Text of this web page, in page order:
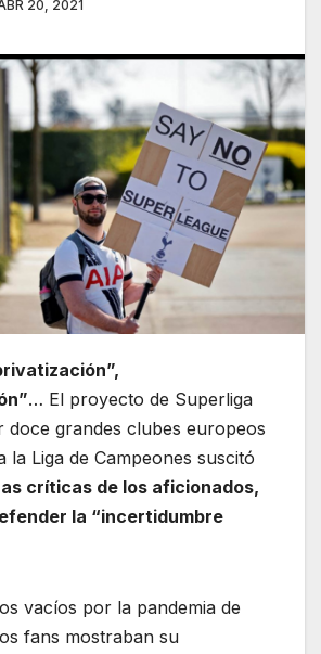
20, 2021
… El proyecto de Superliga
doce grandes clubes europeos
la Liga de Campeones suscitó
críticas de los aficionados,
la “incertidumbre
vacíos por la pandemia de
fans mostraban su